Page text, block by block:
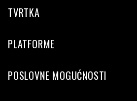
TVRTKA
PLATFORME
POSLOVNE MOGUĆNOSTI